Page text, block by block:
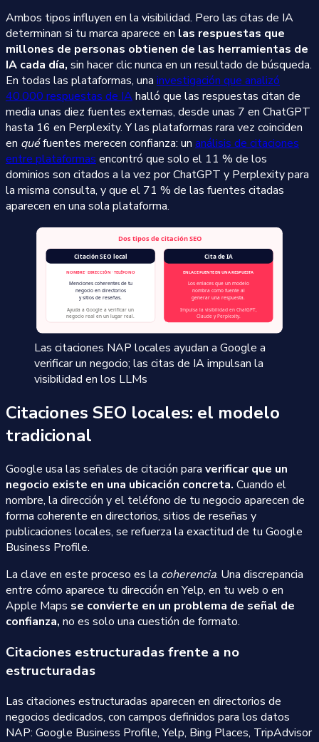
Ambos tipos influyen en la visibilidad. Pero las citas de IA
determinan si tu marca aparece en las respuestas que
millones de personas obtienen de las herramientas de
IA cada día, sin hacer clic nunca en un resultado de búsqueda.
En todas las plataformas, una investigación que analizó
40.000 respuestas de IAhalló que las respuestas citan de
media unas diez fuentes externas, desde unas 7 en ChatGPT
hasta 16 en Perplexity. Y las plataformas rara vez coinciden
en quéfuentes merecen confianza: un análisis de citaciones
entre plataformas encontró que solo el 11 % de los
dominios son citados a la vez por ChatGPT y Perplexity para
la misma consulta, y que el 71 % de las fuentes citadas
aparecen en una sola plataforma.
Las citaciones NAP locales ayudan a Google a
verificar un negocio; las citas de IA impulsan la
visibilidad en los LLMs
Citaciones SEO locales: el modelo
tradicional
Google usa las señales de citación para verificar que un
negocio existe en una ubicación concreta. Cuando el
nombre, la dirección y el teléfono de tu negocio aparecen de
forma coherente en directorios, sitios de reseñas y
publicaciones locales, se refuerza la exactitud de tu Google
Business Profile.
La clave en este proceso es la coherencia. Una discrepancia
entre cómo aparece tu dirección en Yelp, en tu web o en
Apple Maps se convierte en un problema de señal de
confianza, no es solo una cuestión de formato.
Citaciones estructuradas frente a no
estructuradas
Las citaciones estructuradas aparecen en directorios de
negocios dedicados, con campos definidos para los datos
NAP: Google Business Profile, Yelp, Bing Places, TripAdvisor